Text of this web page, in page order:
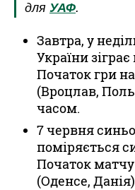
для УАФ.
Завтра, у
України
Початок гри
(Вроцлав,
часом.
7 червня
поміряється
Початок матчу
(Оденсе, Данія)